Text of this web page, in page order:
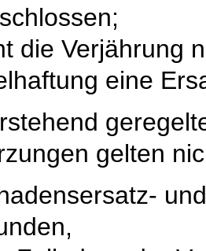
die Verjährung
eine
gelten